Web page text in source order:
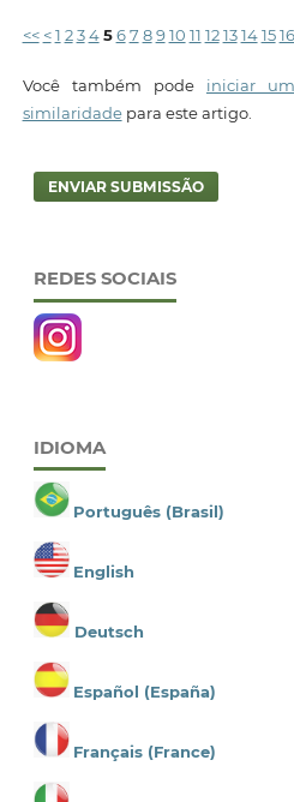
<< < 1 2 3 4 5 6 7 8 9 10 11 12 13 14 15 16
Você também pode iniciar
similaridadepara este artigo.
ENVIAR SUBMISSÃO
REDES SOCIAIS
IDIOMA
Português (Brasil)
English
Deutsch
Español (España)
Français (France)